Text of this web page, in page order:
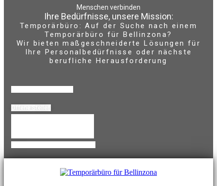
Menschen verbinden
Ihre Bedürfnisse, unsere Mission:
Temporärbüro: Auf der Suche nach einem
Temporärbüro für Bellinzona?
Wir bieten maßgeschneiderte Lösungen für
Ihre Personalbedürfnisse oder nächste
berufliche Herausforderung